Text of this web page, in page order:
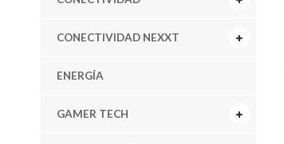
CONECTIVIDAD NEXXT
ENERGÍA
GAMER TECH